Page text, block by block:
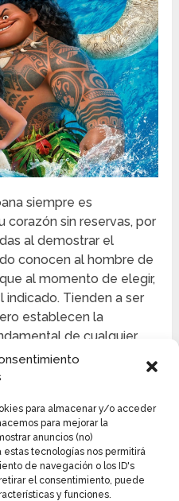
para almacenar y/o acceder
para mejorar la
anuncios (no)
tecnologías nos permitirá
de navegación o los ID's
el consentimiento, puede
y funciones.
siempre es
corazón sin reservas, por
al demostrar el
conocen al hombre de
al momento de elegir,
indicado. Tienden a ser
establecen la
de cualquier
isleñade orígenes
preocupada ante la
falta de atención,
todos sus medios trata